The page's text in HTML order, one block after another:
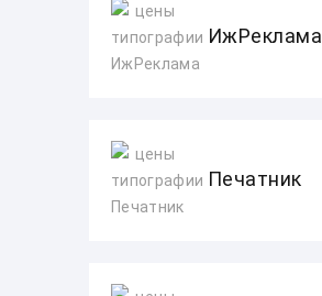
ИжРеклама
Печатник